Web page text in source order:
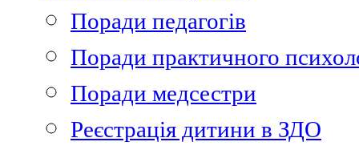
Поради педагогів
Поради практичного
Поради медсестри
Реєстрація дитини в ЗДО